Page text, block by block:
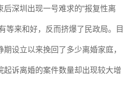
深圳出现一号难求的“报复性离
等来和好，反而挤爆了民政局。目
设立以来挽回了多少离婚家庭，
起诉离婚的案件数量却出现较大增